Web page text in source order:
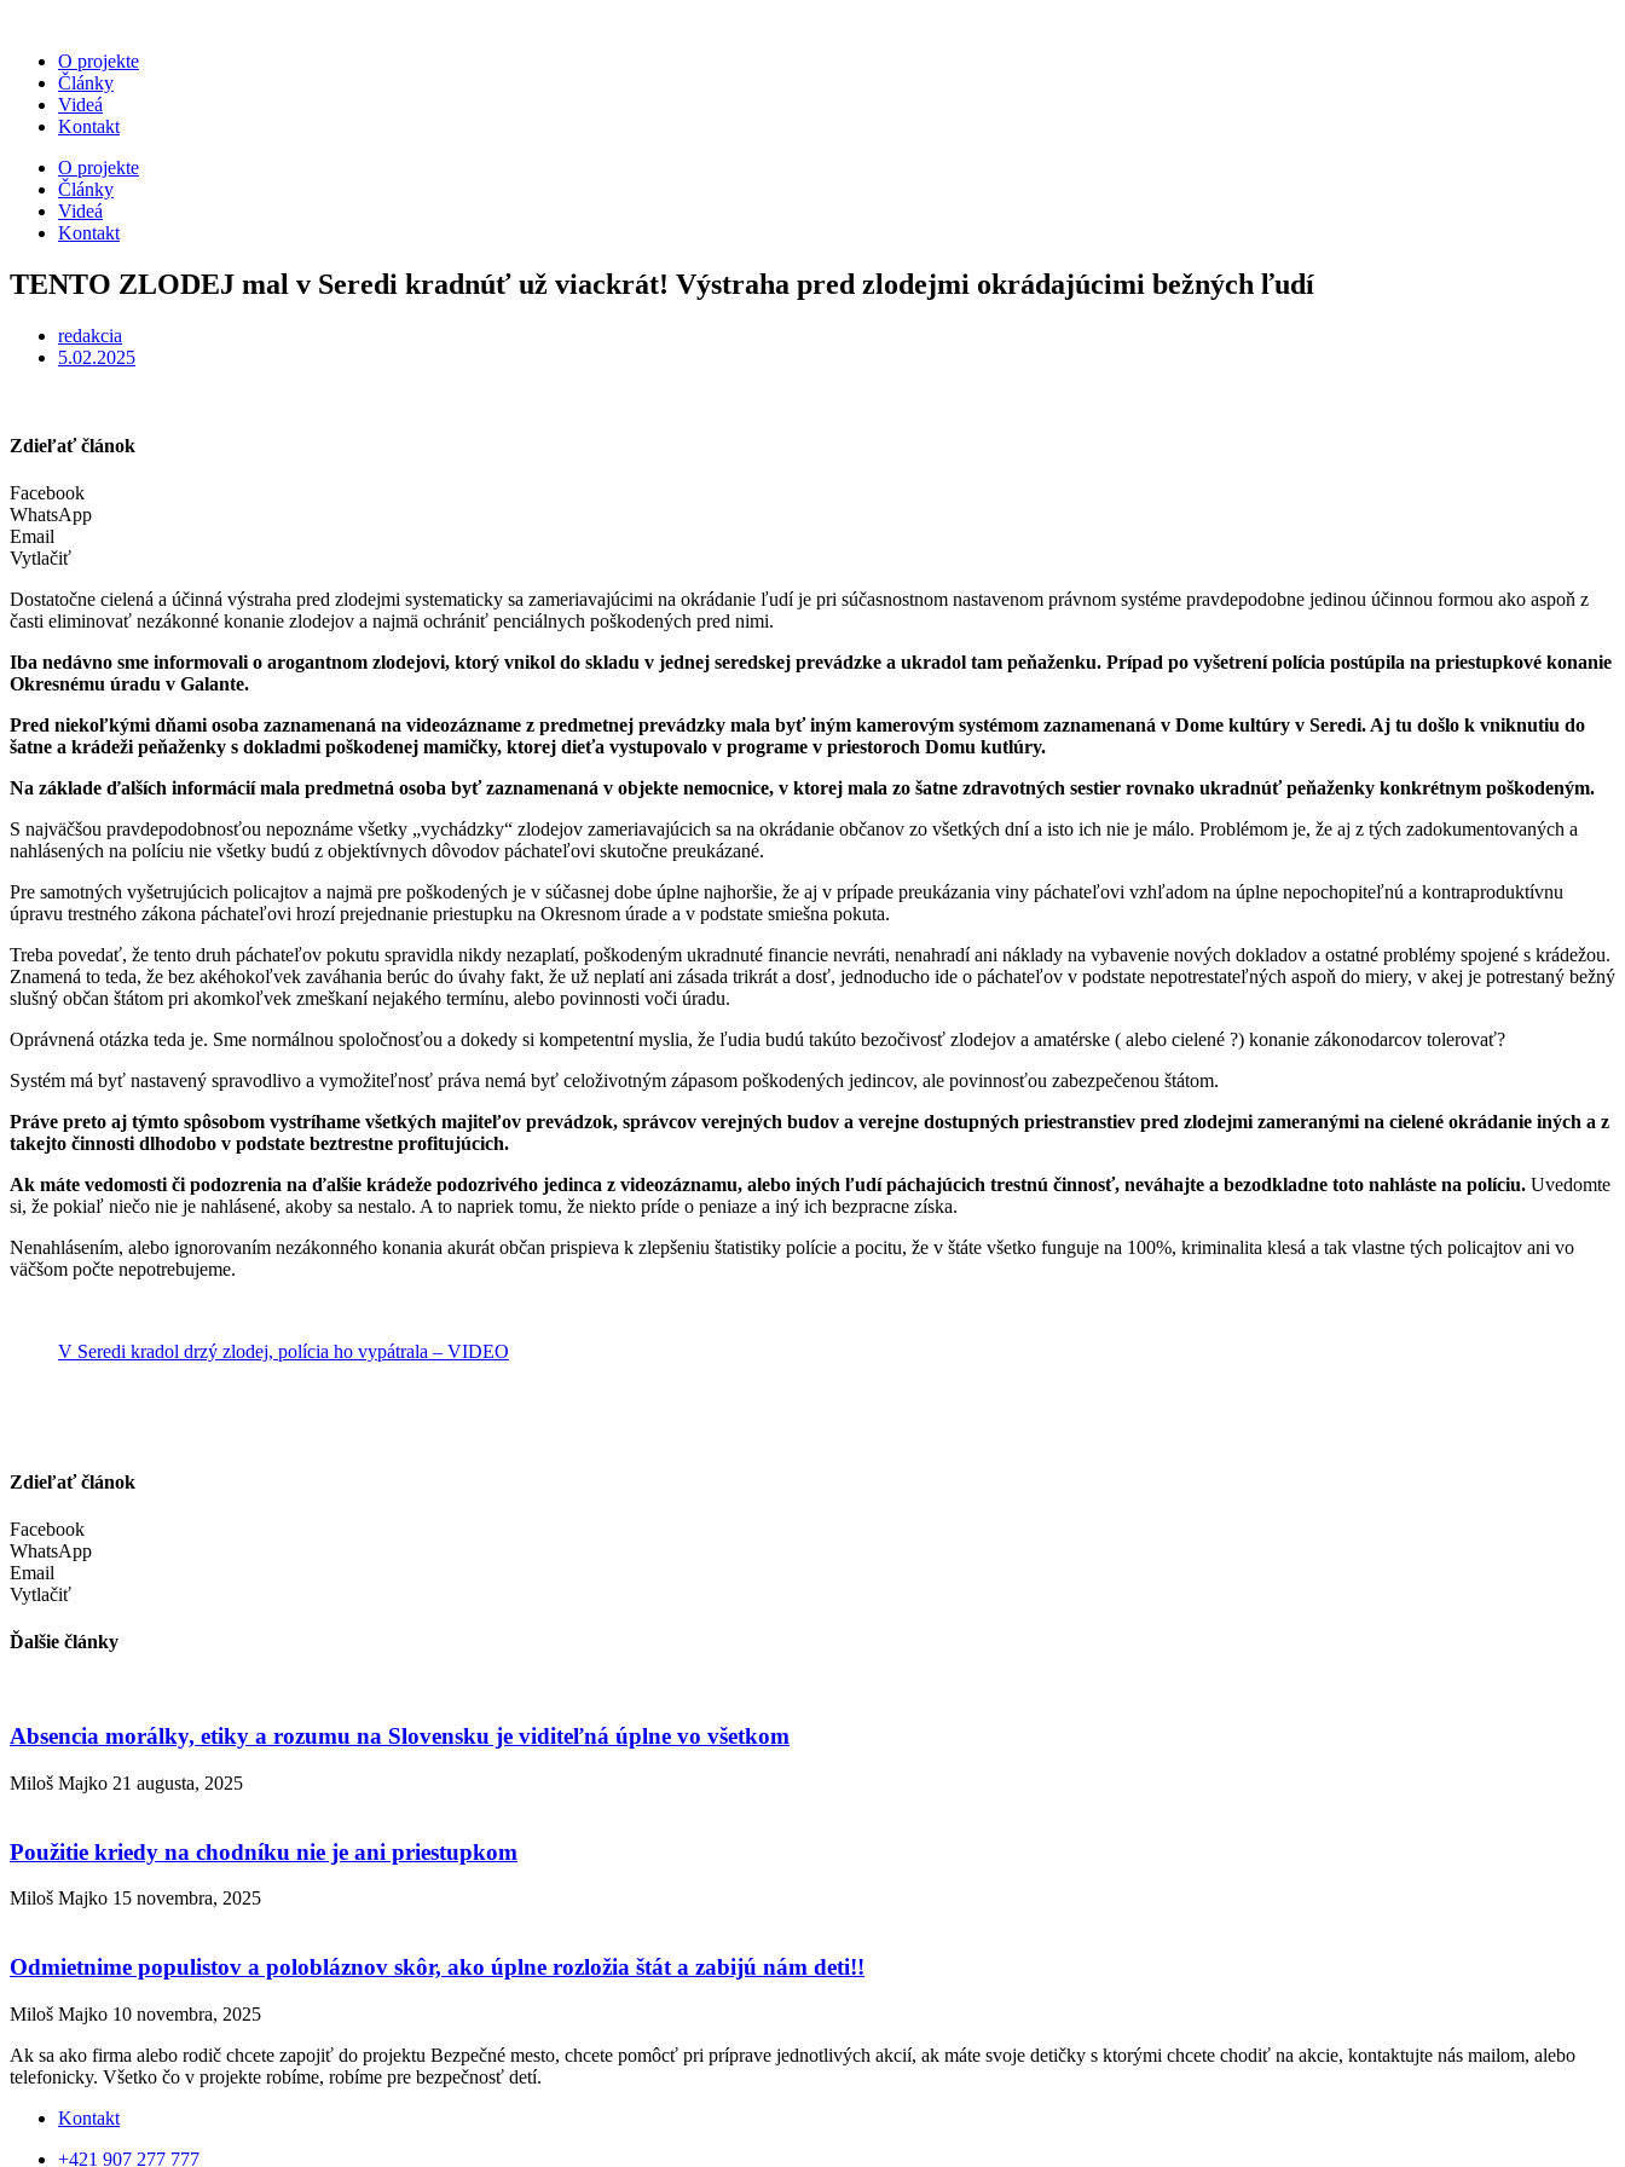
O projekte
Články
Videá
Kontakt
O projekte
Články
Videá
Kontakt
TENTO ZLODEJ mal v Seredi kradnúť už viackrát! Výstraha pred zlodejmi okrádajúcimi bežných ľudí
redakcia
5.02.2025
Zdieľať článok
Facebook
WhatsApp
Email
Vytlačiť
Dostatočne cielená a účinná výstraha pred zlodejmi systematicky sa zameriavajúcimi na okrádanie ľudí je pri súčasnostnom nastavenom právnom systéme pravdepodobne jedinou účinnou formou ako aspoň z
časti eliminovať nezákonné konanie zlodejov a najmä ochrániť penciálnych poškodených pred nimi.
Iba nedávno sme informovali o arogantnom zlodejovi, ktorý vnikol do skladu v jednej seredskej prevádzke a ukradol tam peňaženku. Prípad po vyšetrení polícia postúpila na priestupkové konanie
Okresnému úradu v Galante.
Pred niekoľkými dňami osoba zaznamenaná na videozázname z predmetnej prevádzky mala byť iným kamerovým systémom zaznamenaná v Dome kultúry v Seredi. Aj tu došlo k vniknutiu do
šatne a krádeži peňaženky s dokladmi poškodenej mamičky, ktorej dieťa vystupovalo v programe v priestoroch Domu kutlúry.
Na základe ďalších informácií mala predmetná osoba byť zaznamenaná v objekte nemocnice, v ktorej mala zo šatne zdravotných sestier rovnako ukradnúť peňaženky konkrétnym poškodeným.
S najväčšou pravdepodobnosťou nepoznáme všetky „vychádzky“ zlodejov zameriavajúcich sa na okrádanie občanov zo všetkých dní a isto ich nie je málo. Problémom je, že aj z tých zadokumentovaných a
nahlásených na políciu nie všetky budú z objektívnych dôvodov páchateľovi skutočne preukázané.
Pre samotných vyšetrujúcich policajtov a najmä pre poškodených je v súčasnej dobe úplne najhoršie, že aj v prípade preukázania viny páchateľovi vzhľadom na úplne nepochopiteľnú a kontraproduktívnu
úpravu trestného zákona páchateľovi hrozí prejednanie priestupku na Okresnom úrade a v podstate smiešna pokuta.
Treba povedať, že tento druh páchateľov pokutu spravidla nikdy nezaplatí, poškodeným ukradnuté financie nevráti, nenahradí ani náklady na vybavenie nových dokladov a ostatné problémy spojené s krádežou.
Znamená to teda, že bez akéhokoľvek zaváhania berúc do úvahy fakt, že už neplatí ani zásada trikrát a dosť, jednoducho ide o páchateľov v podstate nepotrestateľných aspoň do miery, v akej je potrestaný bežný
slušný občan štátom pri akomkoľvek zmeškaní nejakého termínu, alebo povinnosti voči úradu.
Oprávnená otázka teda je. Sme normálnou spoločnosťou a dokedy si kompetentní myslia, že ľudia budú takúto bezočivosť zlodejov a amatérske ( alebo cielené ?) konanie zákonodarcov tolerovať?
Systém má byť nastavený spravodlivo a vymožiteľnosť práva nemá byť celoživotným zápasom poškodených jedincov, ale povinnosťou zabezpečenou štátom.
Práve preto aj týmto spôsobom vystríhame všetkých majiteľov prevádzok, správcov verejných budov a verejne dostupných priestranstiev pred zlodejmi zameranými na cielené okrádanie iných a z
takejto činnosti dlhodobo v podstate beztrestne profitujúcich.
Ak máte vedomosti či podozrenia na ďalšie krádeže podozrivého jedinca z videozáznamu, alebo iných ľudí páchajúcich trestnú činnosť, neváhajte a bezodkladne toto nahláste na políciu. Uvedomte
si, že pokiaľ niečo nie je nahlásené, akoby sa nestalo. A to napriek tomu, že niekto príde o peniaze a iný ich bezpracne získa.
Nenahlásením, alebo ignorovaním nezákonného konania akurát občan prispieva k zlepšeniu štatistiky polície a pocitu, že v štáte všetko funguje na 100%, kriminalita klesá a tak vlastne tých policajtov ani vo
väčšom počte nepotrebujeme.
V Seredi kradol drzý zlodej, polícia ho vypátrala – VIDEO
Zdieľať článok
Facebook
WhatsApp
Email
Vytlačiť
Ďalšie články
Absencia morálky, etiky a rozumu na Slovensku je viditeľná úplne vo všetkom
Miloš Majko 21 augusta, 2025
Použitie kriedy na chodníku nie je ani priestupkom
Miloš Majko 15 novembra, 2025
Odmietnime populistov a polobláznov skôr, ako úplne rozložia štát a zabijú nám deti!!
Miloš Majko 10 novembra, 2025
Ak sa ako firma alebo rodič chcete zapojiť do projektu Bezpečné mesto, chcete pomôcť pri príprave jednotlivých akcií, ak máte svoje detičky s ktorými chcete chodiť na akcie, kontaktujte nás mailom, alebo
telefonicky. Všetko čo v projekte robíme, robíme pre bezpečnosť detí.
Kontakt
+421 907 277 777